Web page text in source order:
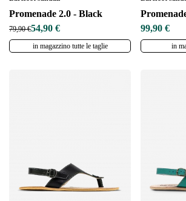
Promenade 2.0 - Black
79,90 €54,90 €
in magazzino tutte le taglie
99,90 €
in